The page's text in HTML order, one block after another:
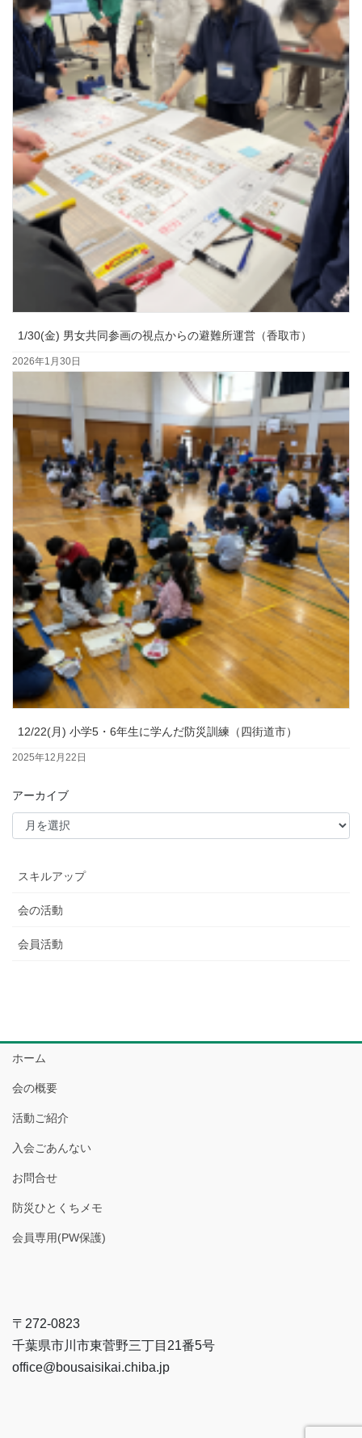
1/30(金) 男女共同参画の視点からの避難所運営（香取市）
2026年1月30日
12/22(月) 小学5・6年生に学んだ防災訓練（四街道市）
2025年12月22日
アーカイブ
スキルアップ
会の活動
会員活動
ホーム
会の概要
活動ご紹介
入会ごあんない
お問合せ
防災ひとくちメモ
会員専用(PW保護)
〒272-0823
千葉県市川市東菅野三丁目21番5号
office@bousaisikai.chiba.jp